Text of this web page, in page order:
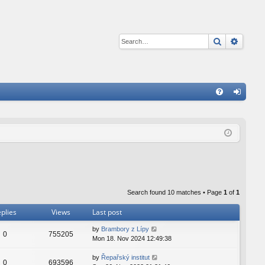
Search
in
Search found 10 matches • Page 1 of 1
Views Last post
0 755205
by Brambory z Lípy
Mon 18. Nov 2024 12:49:38
0 693596
by Řepařský institut